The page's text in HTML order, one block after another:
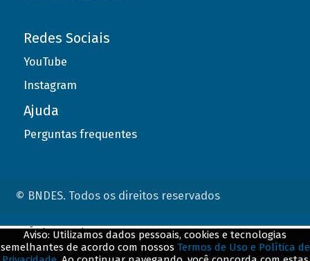
Redes Sociais
YouTube
Instagram
Ajuda
Perguntas frequentes
© BNDES. Todos os direitos reservados
Aviso: Utilizamos dados pessoais, cookies e tecnologias
semelhantes de acordo com nossos Termos de Uso e Política de
ConteÃºdo complementar
${title}${badge}